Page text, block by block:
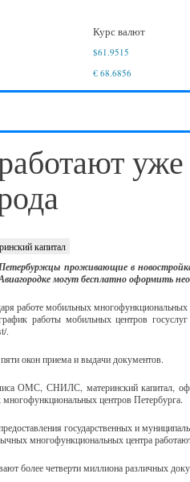
Курс валют
$61.9515
€ 68.6856
уже
капитал
проживающие в
могут бесплатно оформить
работе мобильных
работы мобильных центров госуслуг
.
окон приема и выдачи документов.
ОМС, СНИЛС, материнский капитал,
центров Петербурга.
государственных и
многофункциональных центра работают
более четверти миллиона различных